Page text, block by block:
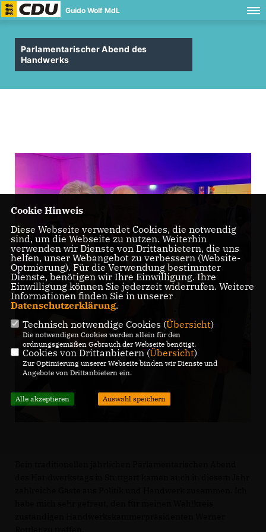
Guido Wolf MdL
Parlamentarischer Abend des
Handwerks
Cookie Hinweis
Diese Webseite verwendet Cookies, die notwendig
sind, um die Webseite zu nutzen. Weiterhin
verwenden wir Dienste von Drittanbietern, die uns
helfen, unser Webangebot zu verbessern (Website-
Optmierung). Für die Verwendung bestimmter
Dienste, benötigen wir Ihre Einwilligung. Ihre
Einwilligung können Sie jederzeit widerrufen. Weitere
Informationen finden Sie in unserer
Datenschutzerklärung.
Technisch notwendige Cookies (Übersicht)
Die notwendigen Cookies werden allein für den
ordnungsgemäßen Gebrauch der Webseite benötigt.
Cookies von Drittanbietern (Übersicht)
Zur Optimierung unserer Webseite binden wir Dienste und
Angebote von Drittanbietern ein.
Alle akzeptieren Auswahl speichern